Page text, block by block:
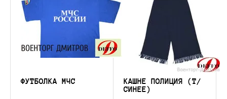
ФУТБОЛКА МЧС
КАШНЕ ПОЛИЦИЯ (Т/
СИНЕЕ)